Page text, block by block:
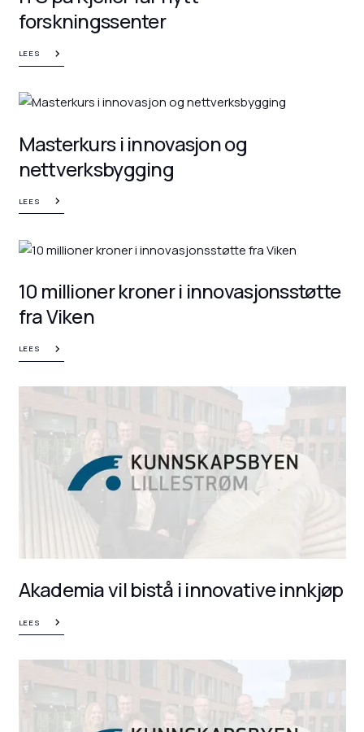
forskningssenter
LEES
Masterkurs i innovasjon og
nettverksbygging
LEES
10 millioner kroner i innovasjonsstøtte
fra Viken
LEES
Akademia vil bistå i innovative innkjøp
LEES